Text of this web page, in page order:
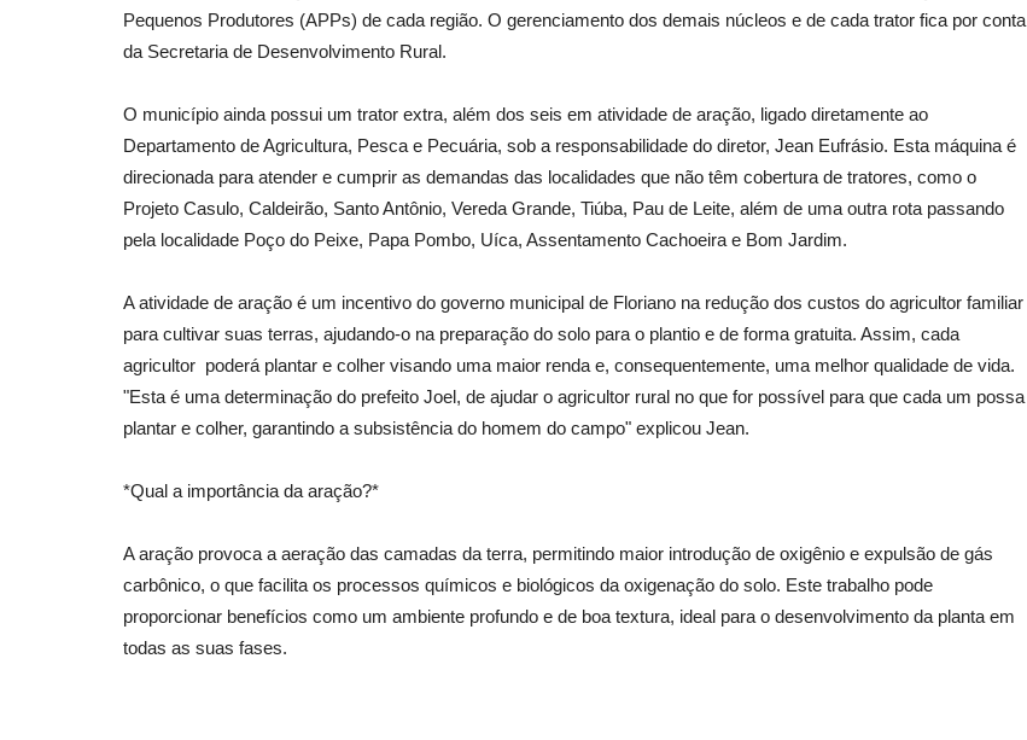
Pequenos Produtores (APPs) de cada região. O gerenciamento dos demais núcleos e de cada trator fica por conta
da Secretaria de Desenvolvimento Rural.
O município ainda possui um trator extra, além dos seis em atividade de aração, ligado diretamente ao
Departamento de Agricultura, Pesca e Pecuária, sob a responsabilidade do diretor, Jean Eufrásio. Esta máquina é
direcionada para atender e cumprir as demandas das localidades que não têm cobertura de tratores, como o
Projeto Casulo, Caldeirão, Santo Antônio, Vereda Grande, Tiúba, Pau de Leite, além de uma outra rota passando
pela localidade Poço do Peixe, Papa Pombo, Uíca, Assentamento Cachoeira e Bom Jardim.
A atividade de aração é um incentivo do governo municipal de Floriano na redução dos custos do agricultor familiar
para cultivar suas terras, ajudando-o na preparação do solo para o plantio e de forma gratuita. Assim, cada
agricultor poderá plantar e colher visando uma maior renda e, consequentemente, uma melhor qualidade de vida.
"Esta é uma determinação do prefeito Joel, de ajudar o agricultor rural no que for possível para que cada um possa
plantar e colher, garantindo a subsistência do homem do campo" explicou Jean.
*Qual a importância da aração?*
A aração provoca a aeração das camadas da terra, permitindo maior introdução de oxigênio e expulsão de gás
carbônico, o que facilita os processos químicos e biológicos da oxigenação do solo. Este trabalho pode
proporcionar benefícios como um ambiente profundo e de boa textura, ideal para o desenvolvimento da planta em
todas as suas fases.